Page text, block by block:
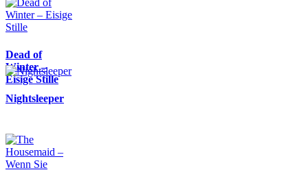
Dead of
Winter –
Eisige Stille
Nightsleeper